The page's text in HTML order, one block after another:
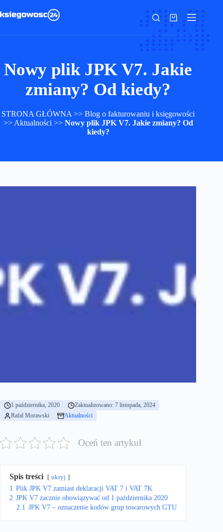
do
Koszyk
Nowy plik JPK V7. Jakie
zmiany? Od kiedy?
STRONA GŁÓWNA >>Blog o fakturowaniu i księgowości
>> Aktualności >> Nowy plik JPK V7. Jakie zmiany? Od
kiedy?
1 października, 2020
Zaktualizowano: 7 listopada, 2024
Rafal Morawski
Aktualności
Oceń ten artykuł
Spis treści ukryj
1 Plik JPK V7 zamiast deklaracji VAT 7 i VAT 7K
2 JPK V7 zacznie obowiązywać od 1 października 2020
2.1 JPK V7 – oznaczenie kodów grup towarowych GTU